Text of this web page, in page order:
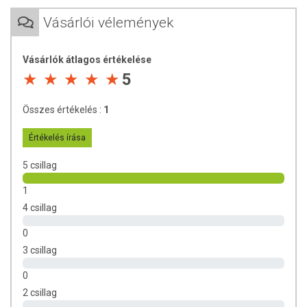
állagának könnyítésére tökéletes. 50 dkg liszthez 2-4 púpos
evőkanál burgonyapelyhet adva, a többi hozzávalóval együtt
kenyerek, valamint sütemények készítéséhez is használható.
Átlagos tápérték 100 g termékben:
Energia 1417 kJ (338 kcal)
Zsír 0,3 g
Szénhidrát 72,7 g
Só 0,5 g
Vásárlói vélemények
Vásárlók átlagos értékelése
5
Összes értékelés : 1
Értékelés írása
5 csillag
1
4 csillag
0
3 csillag
0
2 csillag